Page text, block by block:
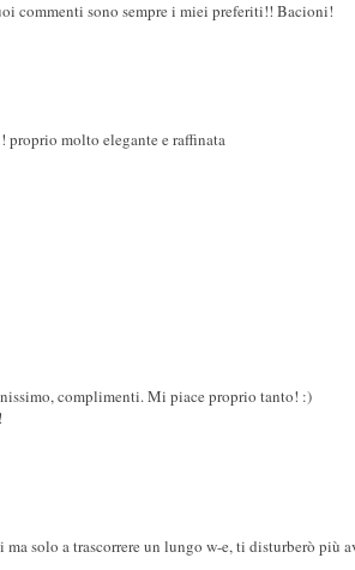
commenti sono sempre i miei preferiti!! Bacioni!
proprio molto elegante e raffinata
complimenti. Mi piace proprio tanto! :)
solo a trascorrere un lungo w-e, ti disturberò più